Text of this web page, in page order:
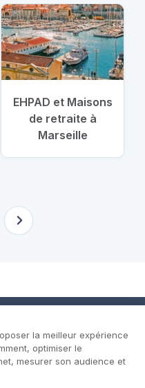
EHPAD et Maisons
de retraite à
Marseille
Facebook
Twitter